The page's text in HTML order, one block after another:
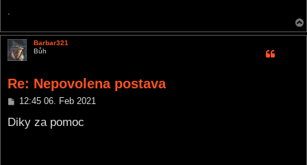
Barbar321
Bůh
Re: Nepovolena postava
P
s
12:45 06. Feb 2021
Diky za pomoc